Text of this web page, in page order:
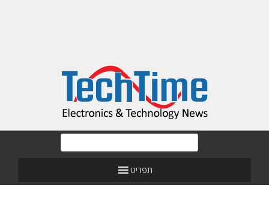
תפריט